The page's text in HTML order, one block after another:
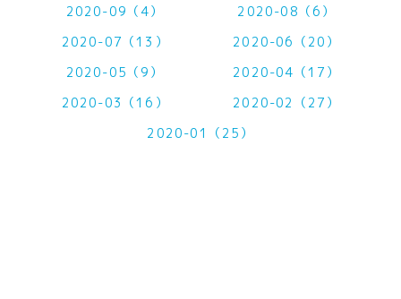
2020-09（4）
2020-08（6）
2020-07（13）
2020-06（20）
2020-05（9）
2020-04（17）
2020-03（16）
2020-02（27）
2020-01（25）